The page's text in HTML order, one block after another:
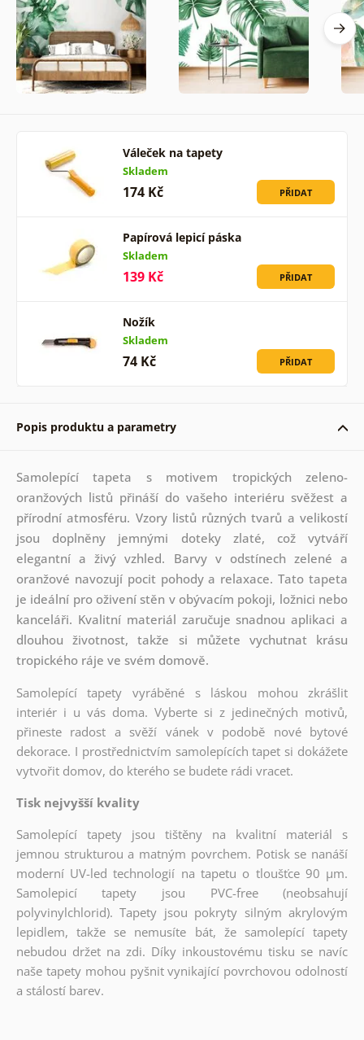
Váleček na tapety
Skladem
174 Kč PŘIDAT
Papírová lepicí páska
Skladem
139 Kč PŘIDAT
Nožík
Skladem
74 Kč PŘIDAT
Popis produktu a parametry
Samolepící tapeta s motivem tropických zeleno-
oranžových listů přináší do vašeho interiéru svěžest a
přírodní atmosféru. Vzory listů různých tvarů a velikostí
jsou doplněny jemnými doteky zlaté, což vytváří
elegantní a živý vzhled. Barvy v odstínech zelené a
oranžové navozují pocit pohody a relaxace. Tato tapeta
je ideální pro oživení stěn v obývacím pokoji, ložnici nebo
kanceláři. Kvalitní materiál zaručuje snadnou aplikaci a
dlouhou životnost, takže si můžete vychutnat krásu
tropického ráje ve svém domově.
Samolepící tapety vyráběné s láskou mohou zkrášlit
interiér i u vás doma. Vyberte si z jedinečných motivů,
přineste radost a svěží vánek v podobě nové bytové
dekorace. I prostřednictvím samolepících tapet si dokážete
vytvořit domov, do kterého se budete rádi vracet.
Tisk nejvyšší kvality
Samolepící tapety jsou tištěny na kvalitní materiál s
jemnou strukturou a matným povrchem. Potisk se nanáší
moderní UV-led technologií na tapetu o tloušťce 90 µm.
Samolepicí tapety jsou PVC-free (neobsahují
polyvinylchlorid). Tapety jsou pokryty silným akrylovým
lepidlem, takže se nemusíte bát, že samolepící tapety
nebudou držet na zdi. Díky inkoustovému tisku se navíc
naše tapety mohou pyšnit vynikající povrchovou odolností
a stálostí barev.